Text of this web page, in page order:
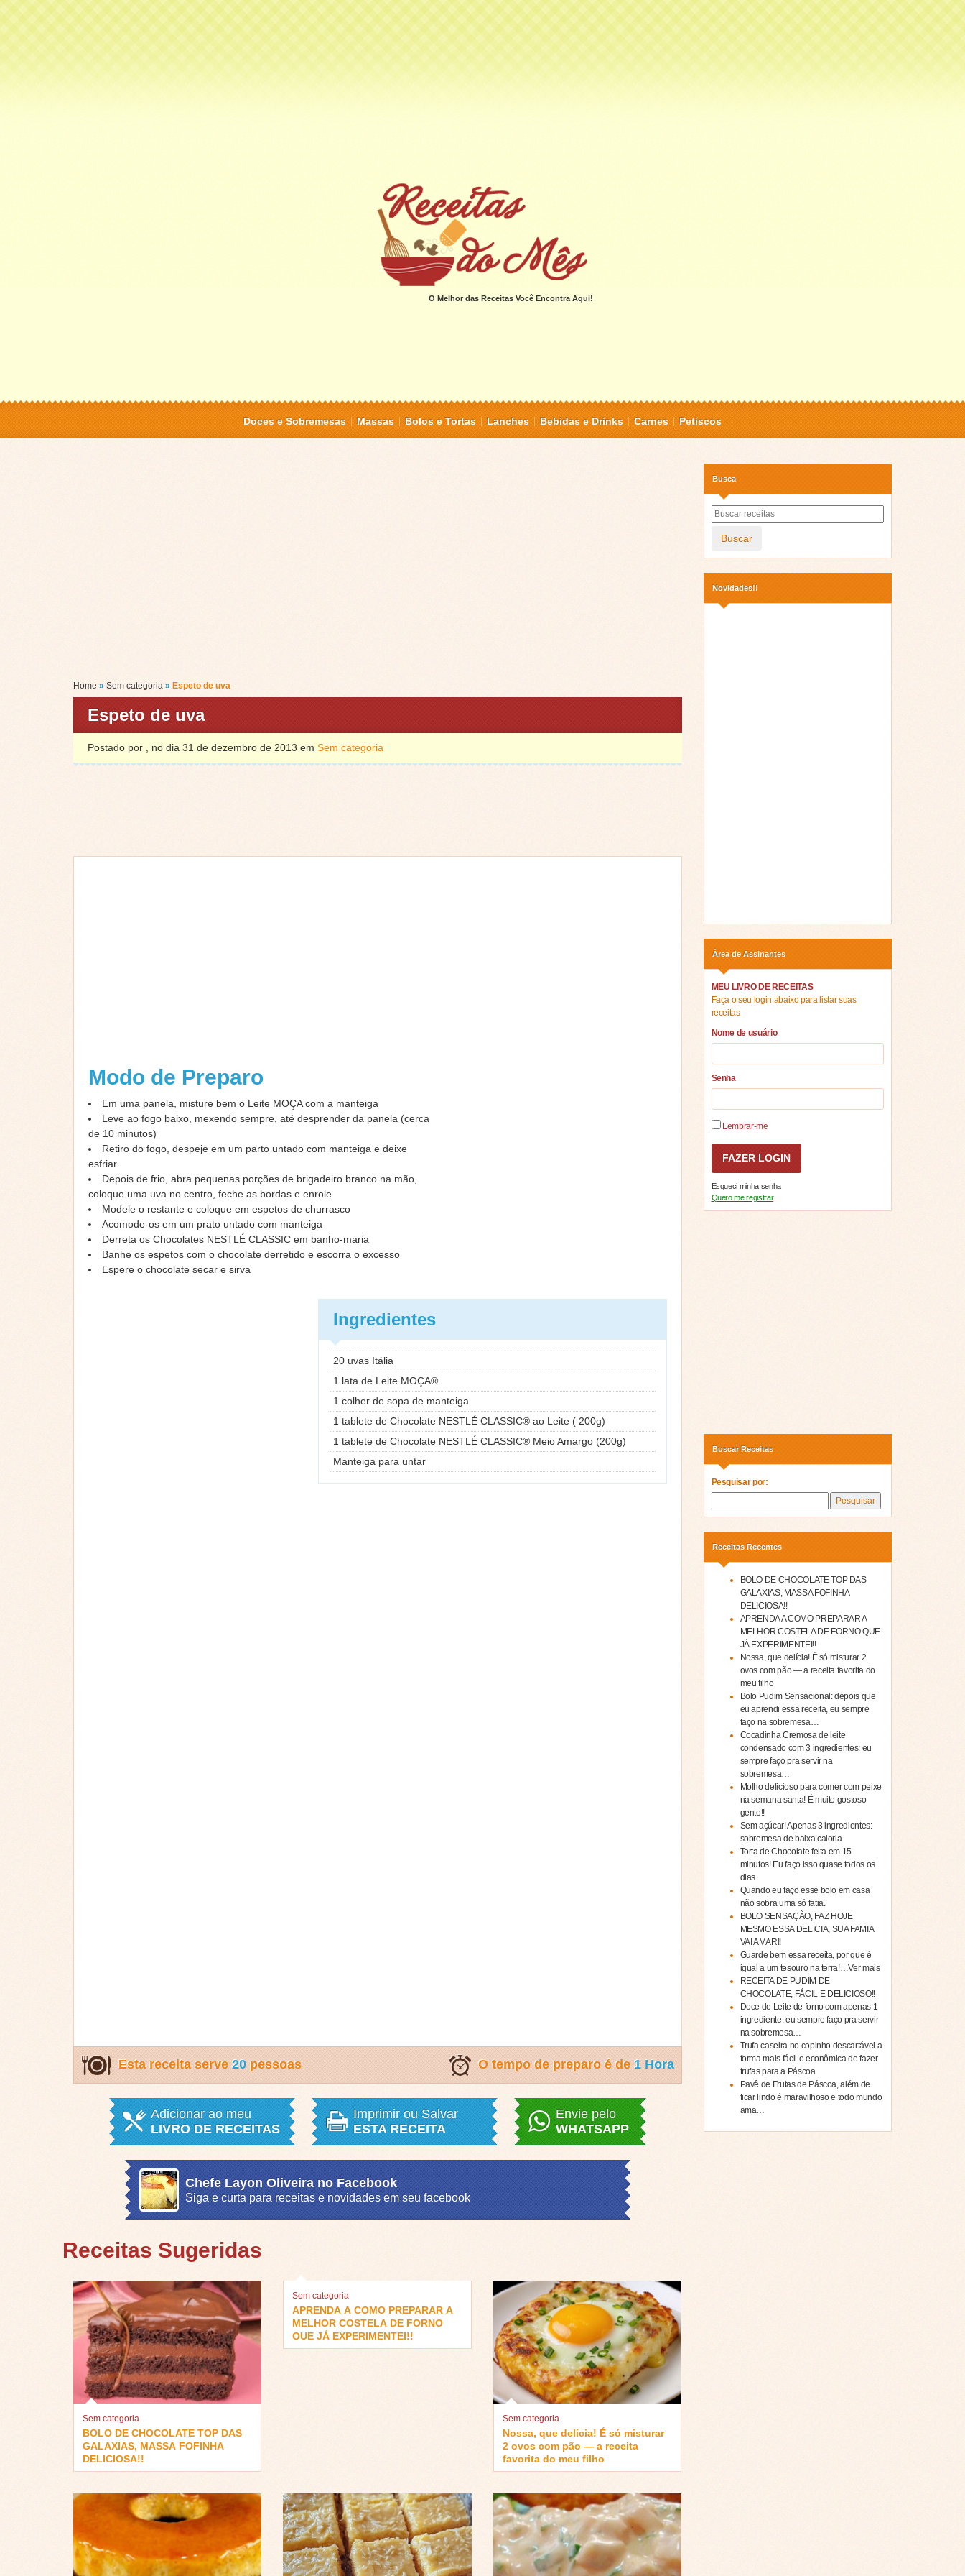
O Melhor das Receitas Você Encontra Aqui!
Doces e Sobremesas Massas Bolos e Tortas Lanches Bebidas e Drinks Carnes Petiscos
Home » Sem categoria » Espeto de uva
Espeto de uva
Postado por , no dia 31 de dezembro de 2013 em Sem categoria
Modo de Preparo
Em uma panela, misture bem o Leite MOÇA com a manteiga
Leve ao fogo baixo, mexendo sempre, até desprender da panela (cerca
de 10 minutos)
Retiro do fogo, despeje em um parto untado com manteiga e deixe
esfriar
Depois de frio, abra pequenas porções de brigadeiro branco na mão,
coloque uma uva no centro, feche as bordas e enrole
Modele o restante e coloque em espetos de churrasco
Acomode-os em um prato untado com manteiga
Derreta os Chocolates NESTLÉ CLASSIC em banho-maria
Banhe os espetos com o chocolate derretido e escorra o excesso
Espere o chocolate secar e sirva
Ingredientes
20 uvas Itália
1 lata de Leite MOÇA®
1 colher de sopa de manteiga
1 tablete de Chocolate NESTLÉ CLASSIC® ao Leite ( 200g)
1 tablete de Chocolate NESTLÉ CLASSIC® Meio Amargo (200g)
Manteiga para untar
Esta receita serve20 pessoas O tempo de preparo é de 1 Hora
Adicionar ao meu
LIVRO DE RECEITAS
Imprimir ou Salvar
ESTA RECEITA
Envie pelo
WHATSAPP
Chefe Layon Oliveira no Facebook
Siga e curta para receitas e novidades em seu facebook
Receitas Sugeridas
Sem categoria
BOLO DE CHOCOLATE TOP DAS
GALAXIAS, MASSA FOFINHA
DELICIOSA!!
Sem categoria
APRENDA A COMO PREPARAR A
MELHOR COSTELA DE FORNO
QUE JÁ EXPERIMENTEI!!
Sem categoria
Nossa, que delícia! É só misturar
2 ovos com pão — a receita
favorita do meu filho
Busca
Buscar
Novidades!!
Área de Assinantes
MEU LIVRO DE RECEITAS
Faça o seu login abaixo para listar suas
receitas
Nome de usuário
Senha
Lembrar-me
Esqueci minha senha
Quero me registrar
Buscar Receitas
Pesquisar por:
Receitas Recentes
BOLO DE CHOCOLATE TOP DAS
GALAXIAS, MASSA FOFINHA
DELICIOSA!!
APRENDA A COMO PREPARAR A
MELHOR COSTELA DE FORNO QUE
JÁ EXPERIMENTEI!!
Nossa, que delícia! É só misturar 2
ovos com pão — a receita favorita do
meu filho
Bolo Pudim Sensacional: depois que
eu aprendi essa receita, eu sempre
faço na sobremesa…
Cocadinha Cremosa de leite
condensado com 3 ingredientes: eu
sempre faço pra servir na
sobremesa…
Molho delicioso para comer com peixe
na semana santa! É muito gostoso
gente!!
Sem açúcar! Apenas 3 ingredientes:
sobremesa de baixa caloria
Torta de Chocolate feita em 15
minutos! Eu faço isso quase todos os
dias
Quando eu faço esse bolo em casa
não sobra uma só fatia.
BOLO SENSAÇÃO, FAZ HOJE
MESMO ESSA DELICIA, SUA FAMIA
VAI AMAR!!
Guarde bem essa receita, por que é
igual a um tesouro na terra!…Ver mais
RECEITA DE PUDIM DE
CHOCOLATE, FÁCIL E DELICIOSO!!
Doce de Leite de forno com apenas 1
ingrediente: eu sempre faço pra servir
na sobremesa…
Trufa caseira no copinho descartável a
forma mais fácil e econômica de fazer
trufas para a Páscoa
Pavê de Frutas de Páscoa, além de
ficar lindo é maravilhoso e todo mundo
ama…